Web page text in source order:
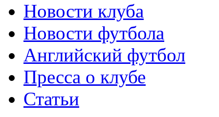
Новости клуба
Новости футбола
Английский футбол
Пресса о клубе
Статьи